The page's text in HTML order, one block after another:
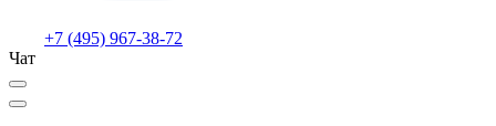
+7 (495) 967-38-72
Чат